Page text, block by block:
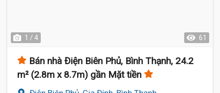
1 / 4 61
Bán nhà Điện Biên Phủ, Bình Thạnh, 24.2
m² (2.8m x 8.7m) gần Mặt tiền